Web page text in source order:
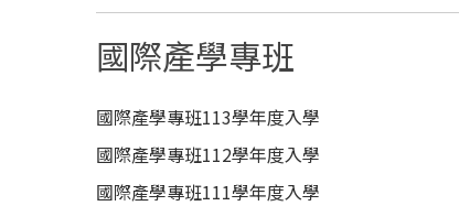
國際產學專班
國際產學專班113學年度入學
國際產學專班112學年度入學
國際產學專班111學年度入學